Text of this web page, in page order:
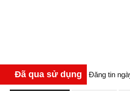
Đã qua sử dụng Đăng tin